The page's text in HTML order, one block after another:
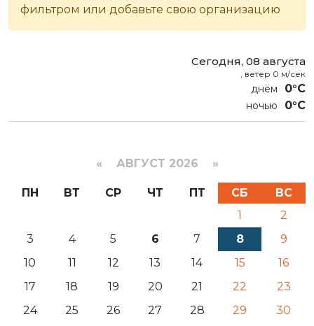
фильтром или добавьте свою организацию
Сегодня, 08 августа
, ветер 0 м/сек
0°C
0°C
« АВГУСТ 2026 »
ПН ВТ СР ЧТ ПТ СБ
ВС
1
2
3
4 5 6 7 8
9
10
11 12 13 14 15
16
17
18 19 20 21 22
23
24
25 26 27 28 29 30